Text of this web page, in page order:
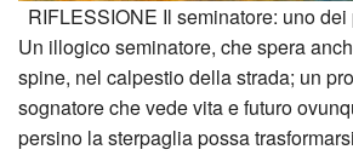
RIFLESSIONE Il seminatore: uno
Un illogico seminatore, che spera
spine, nel calpestio della strada; un
sognatore che vede vita e futuro
persino la sterpaglia possa